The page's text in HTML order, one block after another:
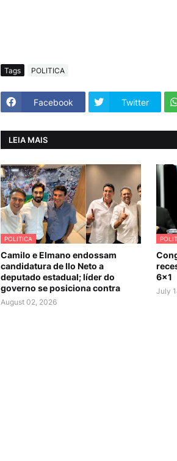
Tags POLITICA
Facebook Twitter
LEIA MAIS
POLITICA
Camilo e Elmano endossam
candidatura de Ilo Neto a
deputado estadual; líder do
governo se posiciona contra
August 02, 2026
6×1
July